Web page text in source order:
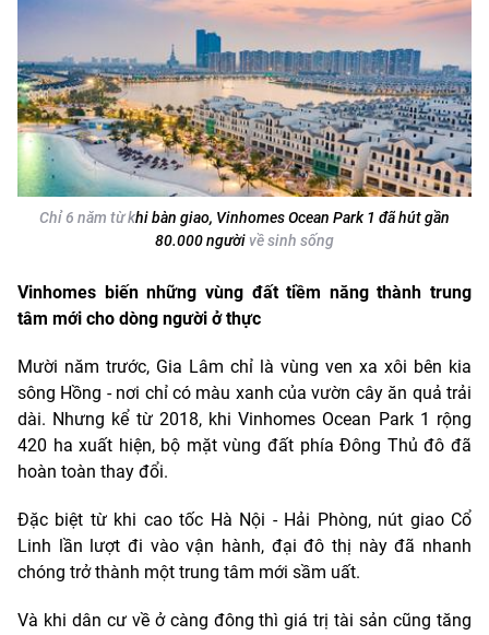
Chỉ 6 năm từ khi bàn giao, Vinhomes Ocean Park 1 đã hút gần
80.000 ngườivề sinh sống
Vinhomes biến những vùng đất tiềm năng thành trung
tâm mới cho dòng người ở thực
Mười năm trước, Gia Lâm chỉ là vùng ven xa xôi bên kia
sông Hồng - nơi chỉ có màu xanh của vườn cây ăn quả trải
dài. Nhưng kể từ 2018, khi Vinhomes Ocean Park 1 rộng
420 ha xuất hiện, bộ mặt vùng đất phía Đông Thủ đô đã
hoàn toàn thay đổi.
Đặc biệt từ khi cao tốc Hà Nội - Hải Phòng, nút giao Cổ
Linh lần lượt đi vào vận hành, đại đô thị này đã nhanh
chóng trở thành một trung tâm mới sầm uất.
Và khi dân cư về ở càng đông thì giá trị tài sản cũng tăng